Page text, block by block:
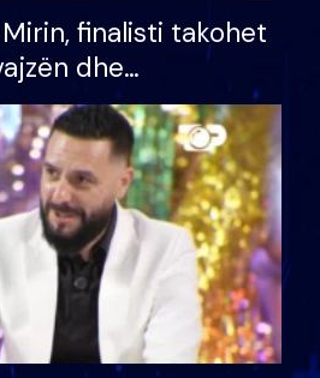
finalisti takohet
dhe
S’kemi ndonjë letër